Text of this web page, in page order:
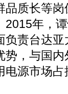
品质长等
2015年，
负责台达
势，与国
电源市场